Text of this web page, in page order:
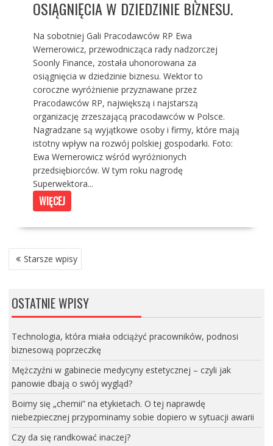
OSIĄGNIĘCIA W DZIEDZINIE BIZNESU.
Na sobotniej Gali Pracodawców RP Ewa
Wernerowicz, przewodnicząca rady nadzorczej
Soonly Finance, została uhonorowana za
osiągnięcia w dziedzinie biznesu. Wektor to
coroczne wyróżnienie przyznawane przez
Pracodawców RP, największą i najstarszą
organizację zrzeszającą pracodawców w Polsce.
Nagradzane są wyjątkowe osoby i firmy, które mają
istotny wpływ na rozwój polskiej gospodarki. Foto:
Ewa Wernerowicz wśród wyróżnionych
przedsiębiorców. W tym roku nagrodę
Superwektora...
WIĘCEJ
NAWIGACJA
PO Starsze wpisy
OSTATNIE WPISY
Technologia, która miała odciążyć pracowników, podnosi
biznesową poprzeczkę
Mężczyźni w gabinecie medycyny estetycznej – czyli jak
panowie dbają o swój wygląd?
Boimy się „chemii” na etykietach. O tej naprawdę
niebezpiecznej przypominamy sobie dopiero w sytuacji awarii
Czy da się randkować inaczej?